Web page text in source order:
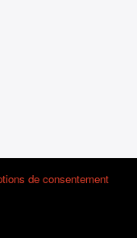
de consentement